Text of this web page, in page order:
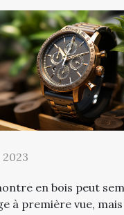
2023
en bois peut
à première vue,